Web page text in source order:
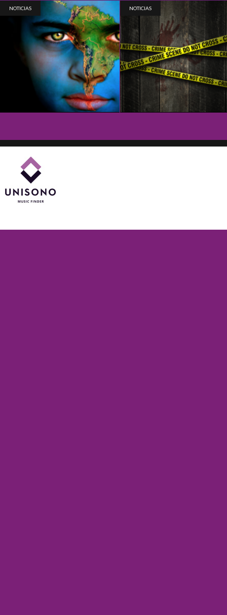
NOTICIAS NOTICIAS
ESCENA DEL CRÍMEN
MARZO, 2016
Tiene derecho a guardar silencio y escuchar
RIO 2016
FEBRERO, 2016
Se vienen los JJ. OO. y te armamos un
lleno musica para editar. Beleza pura.